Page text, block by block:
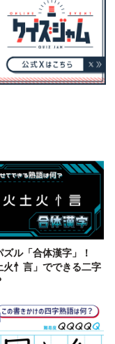
ル「合体漢字」！
火忄言」でできる二字